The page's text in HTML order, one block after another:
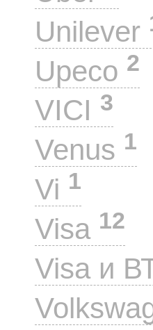
Unilever
Upeco 2
VICI 3
Venus 1
Vi 1
Visa 12
Visa и